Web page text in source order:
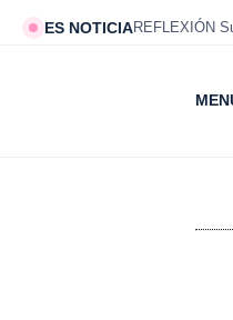
ES NOTICIAREFLEXIÓN